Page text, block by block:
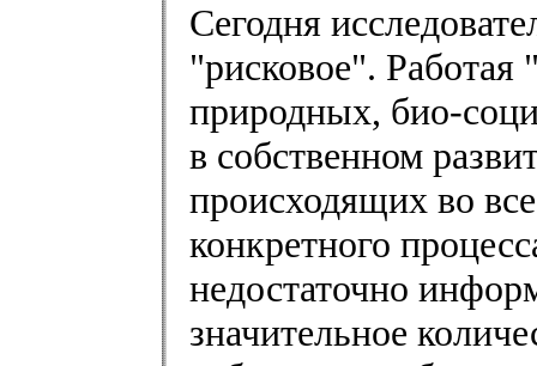
Сегодня
"рисковое". Работая
природных, био-
в собственном
происходящих во
конкретного
недостаточно
значительное